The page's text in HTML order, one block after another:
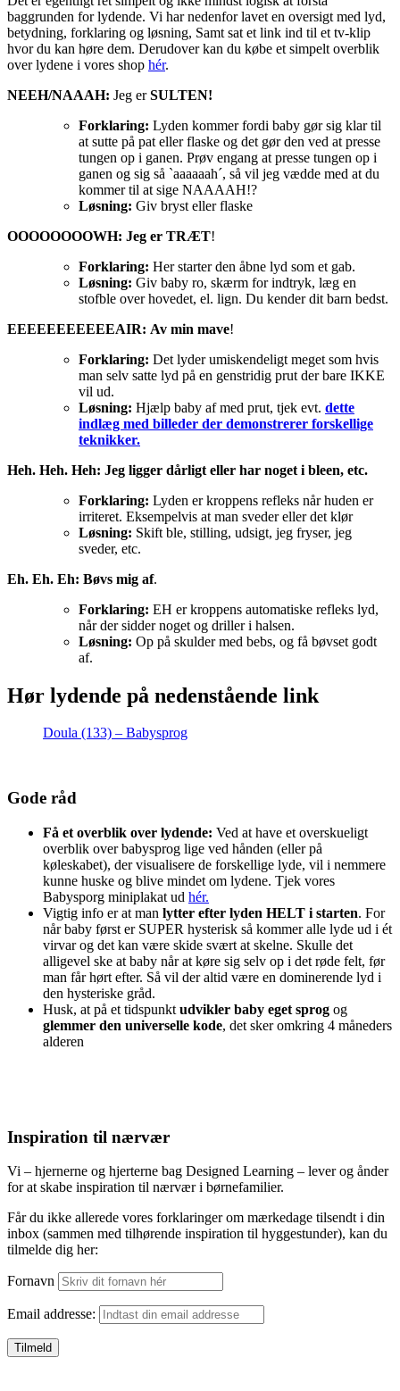
baggrunden for lydende. Vi har nedenfor lavet en oversigt med lyd,
betydning, forklaring og løsning, Samt sat et link ind til et tv-klip
hvor du kan høre dem. Derudover kan du købe et simpelt overblik
over lydene i vores shop hér.
NEEH/NAAAH: Jeg erSULTEN!
Forklaring: Lyden kommer fordi baby gør sig klar til
at sutte på pat eller flaske og det gør den ved at presse
tungen op i ganen. Prøv engang at presse tungen op i
ganen og sig så `aaaaaah´, så vil jeg vædde med at du
kommer til at sige NAAAAH!?
Løsning: Giv bryst eller flaske
OOOOOOOOWH: Jeg er TRÆT!
Forklaring: Her starter den åbne lyd som et gab.
Løsning: Giv baby ro, skærm for indtryk, læg en
stofble over hovedet, el. lign. Du kender dit barn bedst.
EEEEEEEEEEEAIR: Av min mave!
Forklaring: Det lyder umiskendeligt meget som hvis
man selv satte lyd på en genstridig prut der bare IKKE
vil ud.
Løsning: Hjælp baby af med prut, tjek evt. dette
indlæg med billeder der demonstrerer forskellige
teknikker.
Heh. Heh. Heh: Jeg ligger dårligt eller har noget i bleen, etc.
Forklaring: Lyden er kroppens refleks når huden er
irriteret. Eksempelvis at man sveder eller det klør
Løsning: Skift ble, stilling, udsigt, jeg fryser, jeg
sveder, etc.
Eh. Eh. Eh: Bøvs mig af.
Forklaring: EH er kroppens automatiske refleks lyd,
når der sidder noget og driller i halsen.
Løsning: Op på skulder med bebs, og få bøvset godt
af.
Hør lydende på nedenstående link
Doula (133) – Babysprog
Gode råd
Få et overblik over lydende: Ved at have et overskueligt
overblik over babysprog lige ved hånden (eller på
køleskabet), der visualisere de forskellige lyde, vil i nemmere
kunne huske og blive mindet om lydene. Tjek vores
Babysporg miniplakat ud hér.
Vigtig info er at man lytter efter lyden HELT i starten. For
når baby først er SUPER hysterisk så kommer alle lyde ud i ét
virvar og det kan være skide svært at skelne. Skulle det
alligevel ske at baby når at køre sig selv op i det røde felt, før
man får hørt efter. Så vil der altid være en dominerende lyd i
den hysteriske gråd.
Husk, at på et tidspunkt udvikler baby eget sprog og
glemmer den universelle kode, det sker omkring 4 måneders
alderen
Inspiration til nærvær
Vi – hjernerne og hjerterne bag Designed Learning – lever og ånder
for at skabe inspiration til nærvær i børnefamilier.
Får du ikke allerede vores forklaringer om mærkedage tilsendt i din
inbox (sammen med tilhørende inspiration til hyggestunder), kan du
tilmelde dig her:
Fornavn
Email addresse: